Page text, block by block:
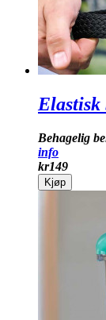
Elastisk
Behagelig
info
kr149
Kjøp